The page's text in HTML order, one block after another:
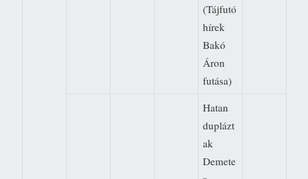
(Tájfutó
hírek 
Bakó
Áron
futása)
Hatan
duplázt
ak 
Demete